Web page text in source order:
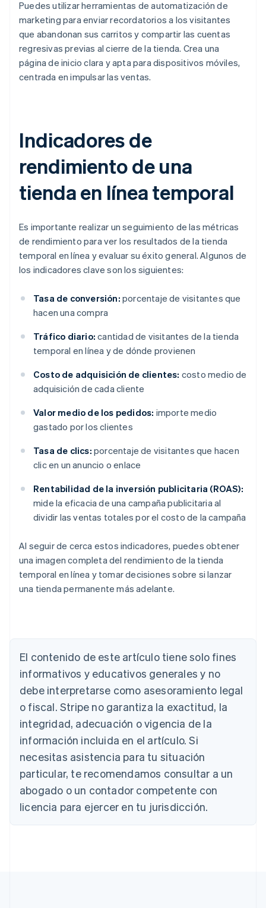
Puedes utilizar herramientas de automatización de
marketing para enviar recordatorios a los visitantes
que abandonan sus carritos y compartir las cuentas
regresivas previas al cierre de la tienda. Crea una
página de inicio clara y apta para dispositivos móviles,
centrada en impulsar las ventas.
Indicadores de
rendimiento de una
tienda en línea temporal
Es importante realizar un seguimiento de las métricas
de rendimiento para ver los resultados de la tienda
temporal en línea y evaluar su éxito general. Algunos de
los indicadores clave son los siguientes:
Tasa de conversión: porcentaje de visitantes que
hacen una compra
Tráfico diario: cantidad de visitantes de la tienda
temporal en línea y de dónde provienen
Costo de adquisición de clientes: costo medio de
adquisición de cada cliente
Valor medio de los pedidos: importe medio
gastado por los clientes
Tasa de clics: porcentaje de visitantes que hacen
clic en un anuncio o enlace
Rentabilidad de la inversión publicitaria (ROAS):
mide la eficacia de una campaña publicitaria al
dividir las ventas totales por el costo de la campaña
Al seguir de cerca estos indicadores, puedes obtener
una imagen completa del rendimiento de la tienda
temporal en línea y tomar decisiones sobre si lanzar
una tienda permanente más adelante.
El contenido de este artículo tiene solo fines
informativos y educativos generales y no
debe interpretarse como asesoramiento legal
o fiscal. Stripe no garantiza la exactitud, la
integridad, adecuación o vigencia de la
información incluida en el artículo. Si
necesitas asistencia para tu situación
particular, te recomendamos consultar a un
abogado o un contador competente con
licencia para ejercer en tu jurisdicción.
DeutschEnglish
Australia
English
Austria
DeutschEnglish
Nederlands FrançaisDeutsch English
Brasil
Português English
Bulgaria
English
Canadá
China continental
简体中文English